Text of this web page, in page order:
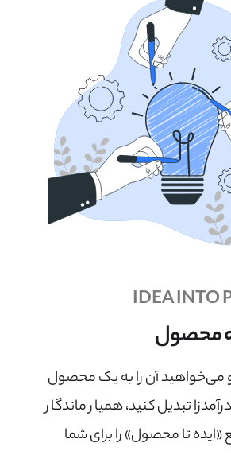
IDEA INTO
محصول
و می‌خواهید آن را به یک محصول
تبدیل کنید، همیار ماندگار
تا محصول» را برای شما